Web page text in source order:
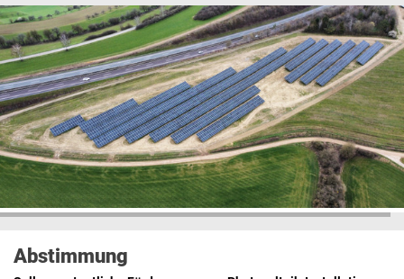
Abstimmung